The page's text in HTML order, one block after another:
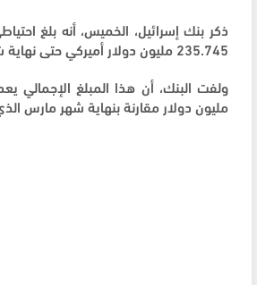
ذكر بنك إسرائيل، الخميس، أنه بلغ
235.745 مليون دولار أميركي حتى نهاية شهر أبريل المنصرم.
مليون دولار مقارنة بنهاية شهر مارس